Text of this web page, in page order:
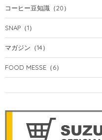
コーヒー豆知識 （20）
SNAP （1）
マガジン （14）
FOOD MESSE （6）